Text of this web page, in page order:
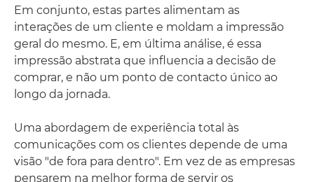
Em conjunto, estas partes alimentam as
interações de um cliente e moldam a impressão
geral do mesmo. E, em última análise, é essa
impressão abstrata que influencia a decisão de
comprar, e não um ponto de contacto único ao
longo da jornada.
Uma abordagem de experiência total às
comunicações com os clientes depende de uma
visão "de fora para dentro". Em vez de as empresas
pensarem na melhor forma de servir os